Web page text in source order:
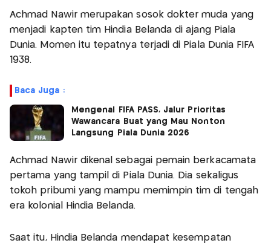
Achmad Nawir merupakan sosok dokter muda yang
menjadi kapten tim Hindia Belanda di ajang Piala
Dunia. Momen itu tepatnya terjadi di Piala Dunia FIFA
1938.
Baca Juga :
Mengenal FIFA PASS, Jalur Prioritas
Wawancara Buat yang Mau Nonton
Langsung Piala Dunia 2026
Achmad Nawir dikenal sebagai pemain berkacamata
pertama yang tampil di Piala Dunia. Dia sekaligus
tokoh pribumi yang mampu memimpin tim di tengah
era kolonial Hindia Belanda.
Saat itu, Hindia Belanda mendapat kesempatan